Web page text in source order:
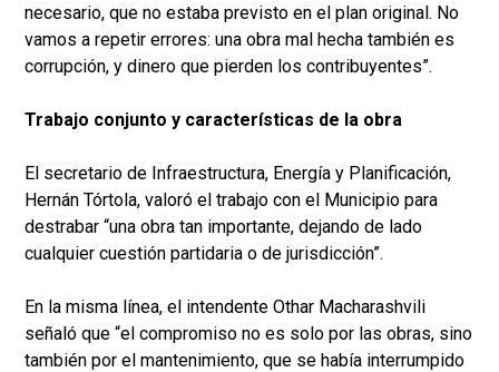
necesario, que no estaba previsto en el plan original. No
vamos a repetir errores: una obra mal hecha también es
corrupción, y dinero que pierden los contribuyentes”.
Trabajo conjunto y características de la obra
El secretario de Infraestructura, Energía y Planificación,
Hernán Tórtola, valoró el trabajo con el Municipio para
destrabar “una obra tan importante, dejando de lado
cualquier cuestión partidaria o de jurisdicción”.
En la misma línea, el intendente Othar Macharashvili
señaló que “el compromiso no es solo por las obras, sino
también por el mantenimiento, que se había interrumpido